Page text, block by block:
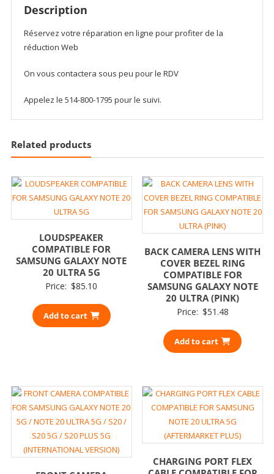
SAMSUNG
GALAXY
NOTE
ULTRA
LOGO)
(MYSTIC
BLACK)
Description
Réservez votre réparation en ligne pour profiter de la
réduction Web
On vous contactera sous peu pour le RDV
Appelez le 514-800-1795 pour le suivi.
Related products
LOUDSPEAKER
COMPATIBLE FOR
SAMSUNG GALAXY NOTE
20 ULTRA 5G
Price: $85.10
Add to cart
BACK CAMERA LENS WITH
COVER BEZEL RING
COMPATIBLE FOR
SAMSUNG GALAXY NOTE
20 ULTRA (PINK)
Price: $51.48
Add to cart
CHARGING PORT FLEX